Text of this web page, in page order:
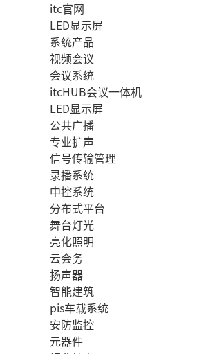
itc官网
LED显示屏
系统产品
视频会议
会议系统
itcHUB会议一体机
LED显示屏
公共广播
专业扩声
信号传输管理
录播系统
中控系统
分布式平台
舞台灯光
亮化照明
云会务
扬声器
智能建筑
pis车载系统
安防监控
元器件